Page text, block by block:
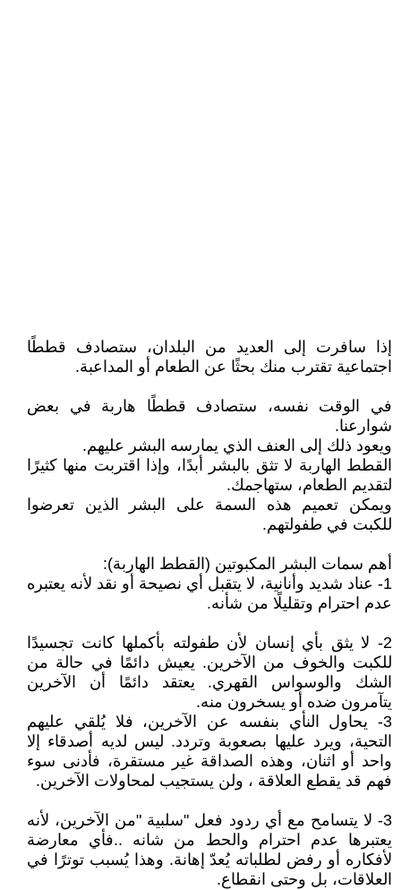
إذا سافرت إلى العديد من البلدان، ستصادف قططًا
اجتماعية تقترب منك بحثًا عن الطعام أو المداعبة.
في الوقت نفسه، ستصادف قططًا هاربة في بعض
شوارعنا.
ويعود ذلك إلى العنف الذي يمارسه البشر عليهم.
القطط الهاربة لا تثق بالبشر أبدًا، وإذا اقتربت منها كثيرًا
لتقديم الطعام، ستهاجمك.
ويمكن تعميم هذه السمة على البشر الذين تعرضوا
للكبت في طفولتهم.
أهم سمات البشر المكبوتين (القطط الهاربة):
1- عناد شديد وأنانية، لا يتقبل أي نصيحة أو نقد لأنه يعتبره
عدم احترام وتقليلًا من شأنه.
2- لا يثق بأي إنسان لأن طفولته بأكملها كانت تجسيدًا
للكبت والخوف من الآخرين. يعيش دائمًا في حالة من
الشك والوسواس القهري. يعتقد دائمًا أن الآخرين
يتآمرون ضده أو يسخرون منه.
3- يحاول النأي بنفسه عن الآخرين، فلا يُلقي عليهم
التحية، ويرد عليها بصعوبة وتردد. ليس لديه أصدقاء إلا
واحد أو اثنان، وهذه الصداقة غير مستقرة، فأدنى سوء
فهم قد يقطع العلاقة ، ولن يستجيب لمحاولات الآخرين.
3- لا يتسامح مع أي ردود فعل "سلبية "من الآخرين، لأنه
يعتبرها عدم احترام والحط من شانه ..فأي معارضة
لأفكاره أو رفض لطلباته يُعدّ إهانة. وهذا يُسبب توترًا في
العلاقات، بل وحتى انقطاع.